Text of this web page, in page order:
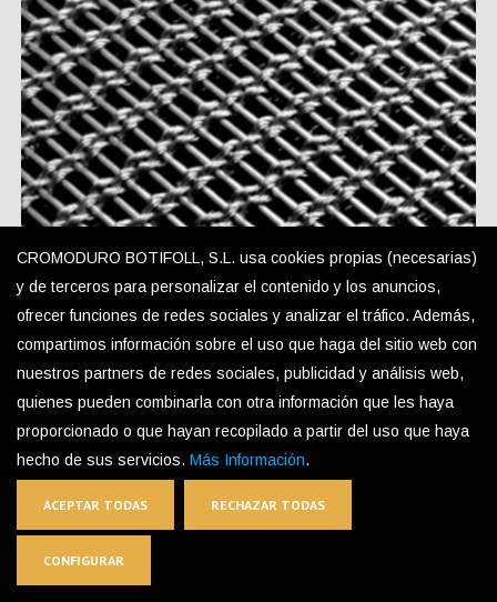
TEX-S1 Decorative Mesh
CONTACT
CROMODURO BOTIFOLL, S.L. usa cookies propias (necesarias)
y de terceros para personalizar el contenido y los anuncios,
ofrecer funciones de redes sociales y analizar el tráfico. Además,
compartimos información sobre el uso que haga del sitio web con
nuestros partners de redes sociales, publicidad y análisis web,
quienes pueden combinarla con otra información que les haya
proporcionado o que hayan recopilado a partir del uso que haya
hecho de sus servicios. Más Información.
ACEPTAR TODAS RECHAZAR TODAS
CONFIGURAR